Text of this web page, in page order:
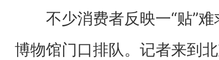
不少消费者反映一“贴”难
博物馆门口排队。记者来到